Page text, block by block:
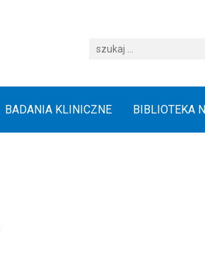
BADANIA KLINICZNE BIBLIOTEKA